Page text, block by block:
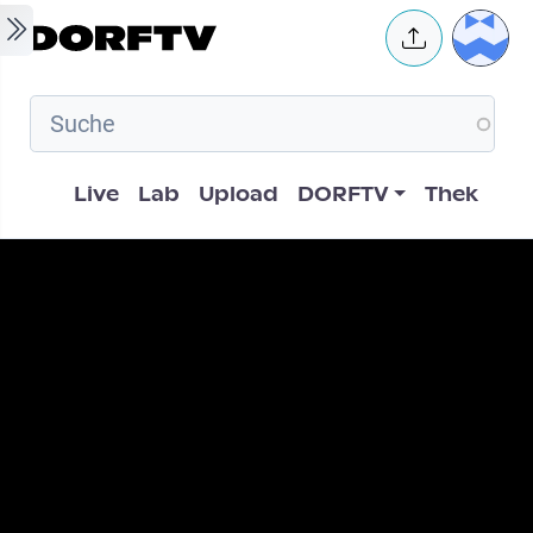
Skip to main content User
Hauptnavigation
Live Lab Upload DORFTV Thek